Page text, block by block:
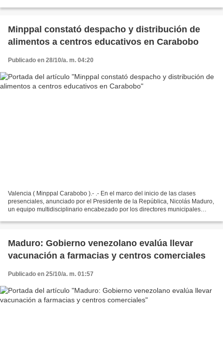
Minppal constató despacho y distribución de
alimentos a centros educativos en Carabobo
Publicado en 28/10/a. m. 04:20
Valencia ( Minppal Carabobo ).- .- En el marco del inicio de las clases
presenciales, anunciado por el Presidente de la República, Nicolás Maduro,
un equipo multidisciplinario encabezado por los directores municipales
Maduro: Gobierno venezolano evalúa llevar
vacunación a farmacias y centros comerciales
Publicado en 25/10/a. m. 01:57